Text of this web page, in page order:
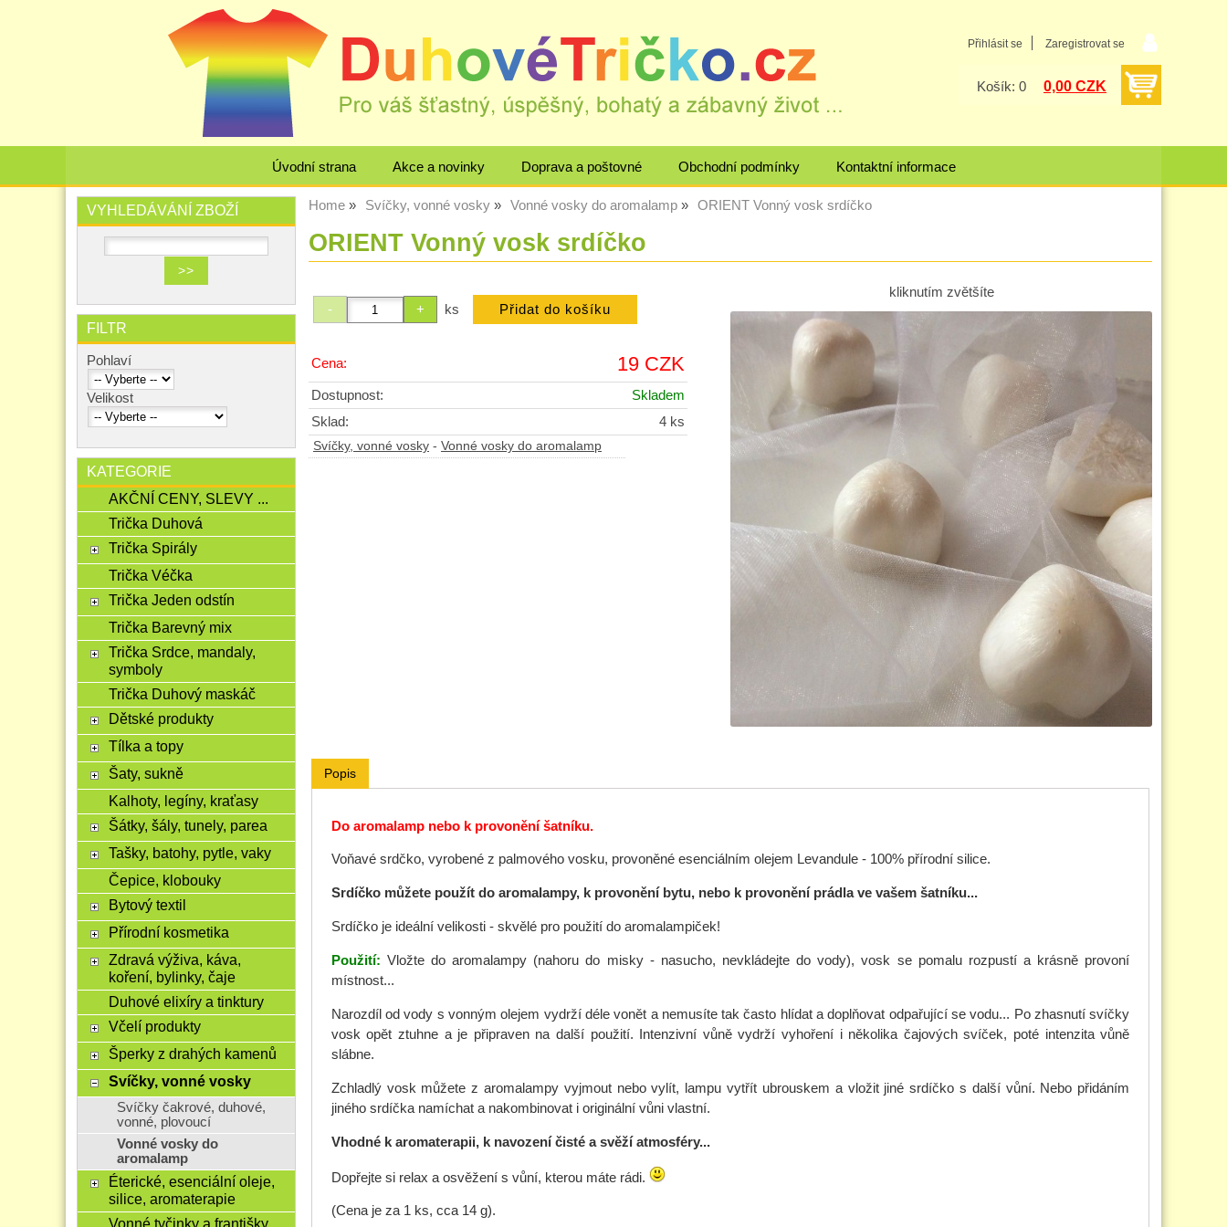
Přihlásit se Zaregistrovat se
Košík: 0 0,00 CZK
Úvodní strana Akce a novinky Doprava a poštovné Obchodní podmínky Kontaktní informace
Home Svíčky, vonné vosky Vonné vosky do aromalamp ORIENT Vonný vosk srdíčko
ORIENT Vonný vosk srdíčko
kliknutím zvětšíte
ks
Cena: 19 CZK
Dostupnost:
Skladem
Sklad:
4 ks
Svíčky, vonné vosky - Vonné vosky do aromalamp
Popis
Do aromalamp nebo k provonění šatníku.
Voňavé srdčko, vyrobené z palmového vosku, provoněné esenciálním olejem Levandule - 100% přírodní silice.
Srdíčko můžete použít do aromalampy, k provonění bytu, nebo k provonění prádla ve vašem šatníku...
Srdíčko je ideální velikosti - skvělé pro použití do aromalampiček!
Použití: Vložte do aromalampy (nahoru do misky - nasucho, nevkládejte do vody), vosk se pomalu rozpustí a krásně provoní
místnost...
Narozdíl od vody s vonným olejem vydrží déle vonět a nemusíte tak často hlídat a doplňovat odpařující se vodu... Po zhasnutí svíčky
vosk opět ztuhne a je připraven na další použití. Intenzivní vůně vydrží vyhoření i několika čajových svíček, poté intenzita vůně
slábne.
Zchladlý vosk můžete z aromalampy vyjmout nebo vylít, lampu vytřít ubrouskem a vložit jiné srdíčko s další vůní. Nebo přidáním
jiného srdíčka namíchat a nakombinovat i originální vůni vlastní.
Vhodné k aromaterapii, k navození čisté a svěží atmosféry...
Dopřejte si relax a osvěžení s vůní, kterou máte rádi.
(Cena je za 1 ks, cca 14 g).
VYHLEDÁVÁNÍ ZBOŽÍ
FILTR
Pohlaví
Velikost
KATEGORIE
AKČNÍ CENY, SLEVY ...
Trička Duhová
Trička Spirály
Trička Véčka
Trička Jeden odstín
Trička Barevný mix
Trička Srdce, mandaly,
symboly
Trička Duhový maskáč
Dětské produkty
Tílka a topy
Šaty, sukně
Kalhoty, legíny, kraťasy
Šátky, šály, tunely, parea
Tašky, batohy, pytle, vaky
Čepice, klobouky
Bytový textil
Přírodní kosmetika
Zdravá výživa, káva,
koření, bylinky, čaje
Duhové elixíry a tinktury
Včelí produkty
Šperky z drahých kamenů
Svíčky, vonné vosky
Svíčky čakrové, duhové,
vonné, plovoucí
Vonné vosky do
aromalamp
Éterické, esenciální oleje,
silice, aromaterapie
Vonné tyčinky a františky